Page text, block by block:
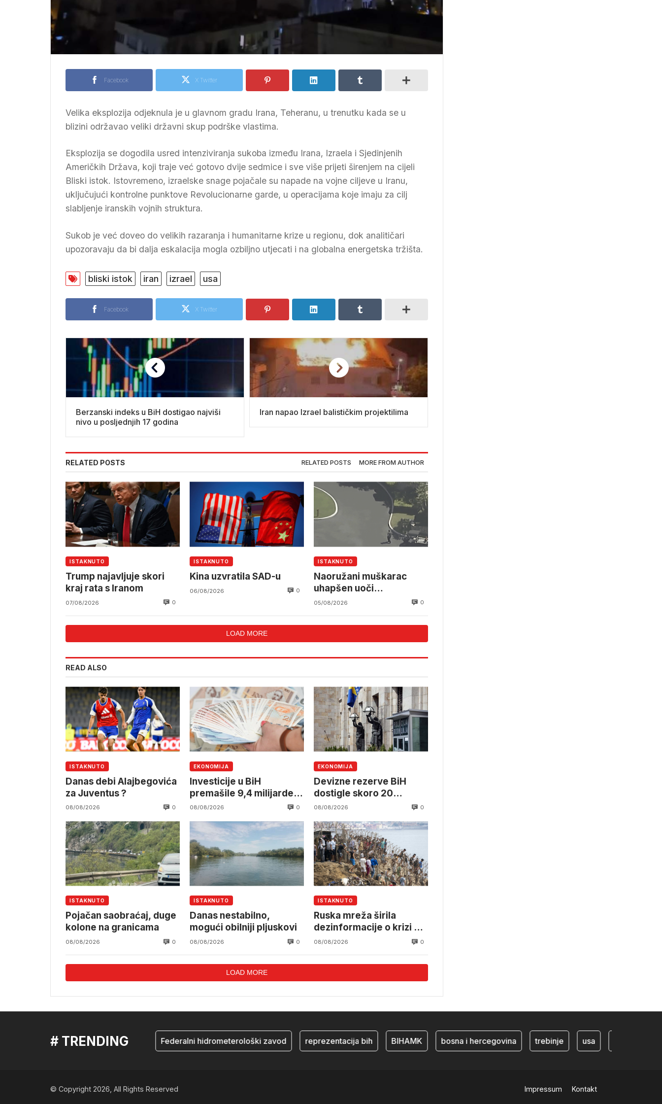
Facebook X Twitter
Velika eksplozija odjeknula je u glavnom gradu Irana, Teheranu, u trenutku kada se u
blizini održavao veliki državni skup podrške vlastima.
Eksplozija se dogodila usred intenziviranja sukoba između Irana, Izraela i Sjedinjenih
Američkih Država, koji traje već gotovo dvije sedmice i sve više prijeti širenjem na cijeli
Bliski istok. Istovremeno, izraelske snage pojačale su napade na vojne ciljeve u Iranu,
uključujući kontrolne punktove Revolucionarne garde, u operacijama koje imaju za cilj
slabljenje iranskih vojnih struktura.
Sukob je već doveo do velikih razaranja i humanitarne krize u regionu, dok analitičari
upozoravaju da bi dalja eskalacija mogla ozbiljno utjecati i na globalna energetska tržišta.
bliski istok iran izrael usa
Facebook X Twitter
Berzanski indeks u BiH dostigao najviši
nivo u posljednjih 17 godina
Iran napao Izrael balističkim projektilima
RELATED POSTS RELATED POSTS MORE FROM AUTHOR
ISTAKNUTO
Trump najavljuje skori
kraj rata s Iranom
07/08/2026 0
ISTAKNUTO
Kina uzvratila SAD-u
06/08/2026 0
ISTAKNUTO
Naoružani muškarac
uhapšen uoči
Trumpovog dolaska u
05/08/2026 0
LOAD MORE
READ ALSO
ISTAKNUTO
Danas debi Alajbegovića
za Juventus ?
08/08/2026 0
EKONOMIJA
Investicije u BiH
premašile 9,4 milijarde
KM
08/08/2026 0
EKONOMIJA
Devizne rezerve BiH
dostigle skoro 20
milijardi KM
08/08/2026 0
ISTAKNUTO
Pojačan saobraćaj, duge
kolone na granicama
08/08/2026 0
ISTAKNUTO
Danas nestabilno,
mogući obilniji pljuskovi
08/08/2026 0
ISTAKNUTO
Ruska mreža širila
dezinformacije o krizi u
Ceuti
08/08/2026 0
LOAD MORE
# TRENDING
mostar Federalni hidrometerološki zavod reprezentacija bih BIHAMK bosna i hercegovina trebinje
© Copyright 2026, All Rights Reserved Impressum Kontakt